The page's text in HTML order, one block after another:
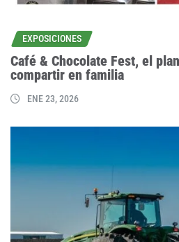
EXPOSICIONES
Café & Chocolate Fest, el
compartir en familia
ENE 23, 2026